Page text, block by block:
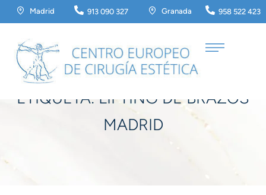
Madrid 913 090 327 Granada 958 522 423
Home / lifting de brazos madrid
ETIQUETA: LIFTING DE BRAZOS
MADRID